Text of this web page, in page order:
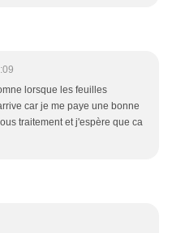
lorsque les feuilles
car je me paye une bonne
traitement et j'espère que ca